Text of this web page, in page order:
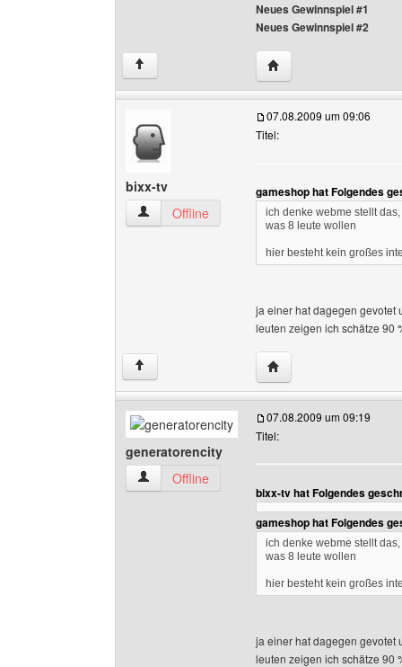
Neues Gewinnspiel #1
Neues Gewinnspiel #2
↑ Website dieses
bixx-tv
bixx-tv Benutzer-Profile anzeigen
Offline
07.08.2009 um 09:06
Titel:
gameshop hat Folgendes
ich denke webme stellt
was 8 leute wollen
hier besteht kein großes
ja einer hat dagegen gevotet
leuten zeigen ich schätze 90
↑ Website dieses
generatorencity
generatorencity Benutzer-Profile anzeigen
Offline
07.08.2009 um 09:19
Titel:
bixx-tv hat Folgendes
gameshop hat Folgendes
ich denke webme stellt
was 8 leute wollen
hier besteht kein großes
ja einer hat dagegen gevotet
leuten zeigen ich schätze 90